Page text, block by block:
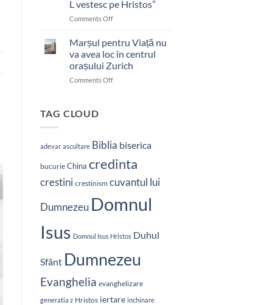
L vestesc pe Hristos”
Comments Offon
bătut
cu
brutalitate
în
Nepal:
L
pe
Marșul pentru Viață nu
va avea loc în centrul
orașului Zurich
Comments Offon
avea
loc
în
orașului
TAG CLOUD
adevar ascultare Biblia biserica
bucurie China credinta
crestini crestinism cuvantul lui
Dumnezeu Domnul
Isus Domnul Isus Hristos Duhul
Sfânt Dumnezeu
Evanghelia evanghelizare
generatia z Hristos iertare inchinare